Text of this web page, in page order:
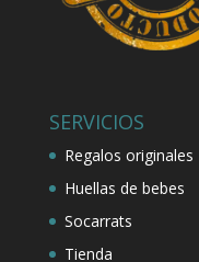
SERVICIOS
Regalos originales
Huellas de bebes
Socarrats
Tienda